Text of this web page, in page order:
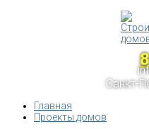
Санкт-
Главная
Проекты домов